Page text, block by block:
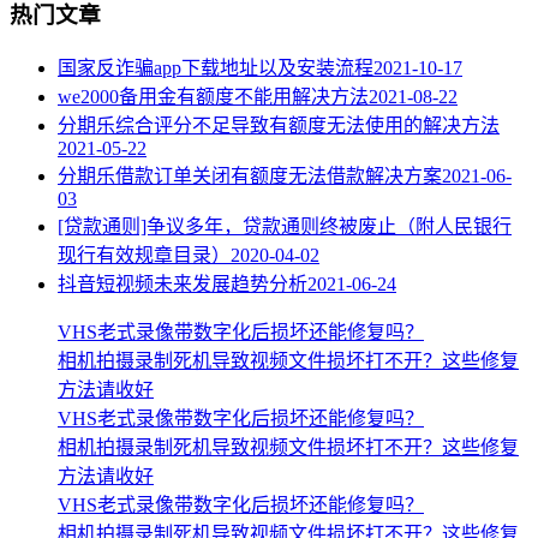
热门文章
国家反诈骗app下载地址以及安装流程2021-10-17
we2000备用金有额度不能用解决方法2021-08-22
分期乐综合评分不足导致有额度无法使用的解决方法
2021-05-22
分期乐借款订单关闭有额度无法借款解决方案2021-06-
03
[贷款通则]争议多年，贷款通则终被废止（附人民银行
现行有效规章目录） 2020-04-02
抖音短视频未来发展趋势分析2021-06-24
VHS老式录像带数字化后损坏还能修复吗？
相机拍摄录制死机导致视频文件损坏打不开？这些修复
方法请收好
VHS老式录像带数字化后损坏还能修复吗？
相机拍摄录制死机导致视频文件损坏打不开？这些修复
方法请收好
VHS老式录像带数字化后损坏还能修复吗？
相机拍摄录制死机导致视频文件损坏打不开？这些修复